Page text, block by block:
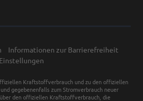
Informationen zur Barrierefreiheit
Kraftstoffverbrauch und zu den offiziellen
gegebenenfalls zum Stromverbrauch neuer
den offiziellen Kraftstoffverbrauch, die